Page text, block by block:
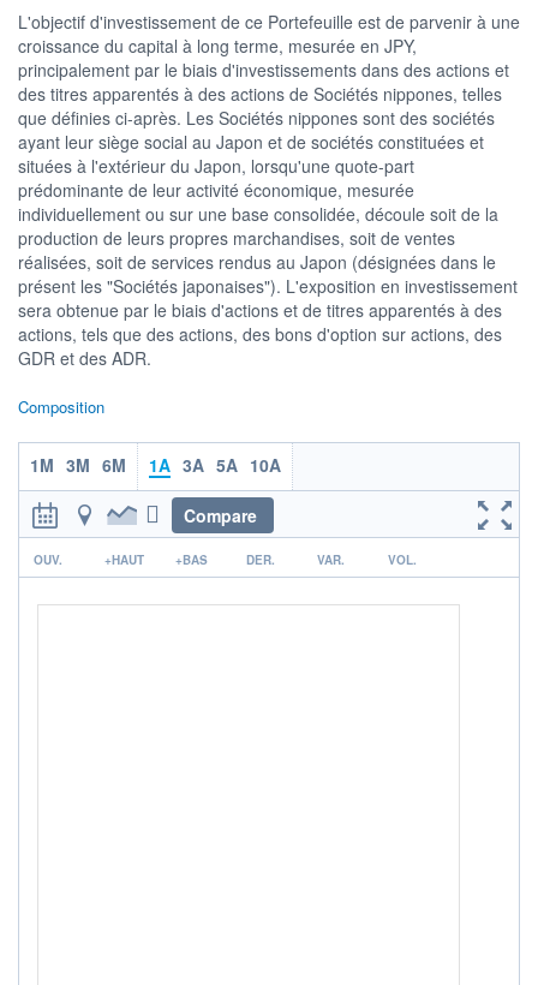
Actions Secteur Autres
FONDS PARTENAIRES
TARIFS PRIVILÉGIÉS 0%
ÉLIGIBILITÉ
PEA PEA-PME BOURSOVIE LUX
BOURSOVIE
CTO BUSINESS
Non éligible Boursobank
ACTIF NET (EUR)
42M / 31.07.26
NOTATION MORNINGSTAR ⁽¹⁾
RISQUE DU FONDS (SRI)
L'objectif d'investissement de ce Portefeuille est de parvenir à une
croissance du capital à long terme, mesurée en JPY,
principalement par le biais d'investissements dans des actions et
des titres apparentés à des actions de Sociétés nippones, telles
que définies ci-après. Les Sociétés nippones sont des sociétés
ayant leur siège social au Japon et de sociétés constituées et
situées à l'extérieur du Japon, lorsqu'une quote-part
prédominante de leur activité économique, mesurée
individuellement ou sur une base consolidée, découle soit de la
production de leurs propres marchandises, soit de ventes
réalisées, soit de services rendus au Japon (désignées dans le
présent les "Sociétés japonaises"). L'exposition en investissement
sera obtenue par le biais d'actions et de titres apparentés à des
actions, tels que des actions, des bons d'option sur actions, des
GDR et des ADR.
Composition
1M 3M 6M 1A 3A 5A 10A
Compare
r
OUV. +HAUT +BAS DER. VAR. VOL.